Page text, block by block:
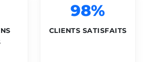
98%
CLIENTS SATISFAITS